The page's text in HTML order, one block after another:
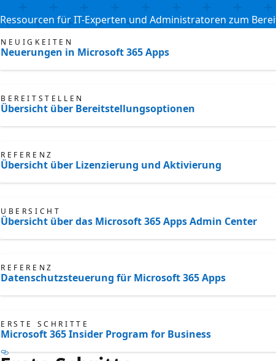
Ressourcen für IT-Experten und Administratoren zum
NEUIGKEITEN
Neuerungen in Microsoft 365 Apps
BEREITSTELLEN
Übersicht über Bereitstellungsoptionen
REFERENZ
Übersicht über Lizenzierung und Aktivierung
ÜBERSICHT
Übersicht über das Microsoft 365 Apps Admin Center
REFERENZ
Datenschutzsteuerung für Microsoft 365 Apps
ERSTE SCHRITTE
Microsoft 365 Insider Program for Business